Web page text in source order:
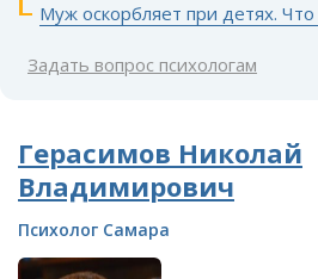
Муж оскорбляет при детях. Что
Задать вопрос психологам
Герасимов Николай
Владимирович
Психолог Самара